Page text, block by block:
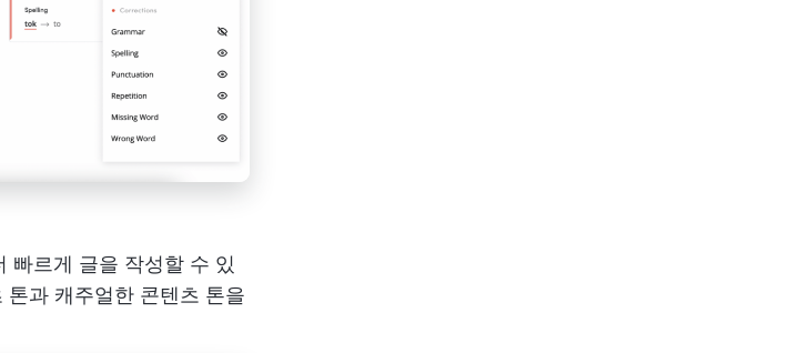
빠르게 글을 작성할 수 있
과 캐주얼한 콘텐츠 톤을